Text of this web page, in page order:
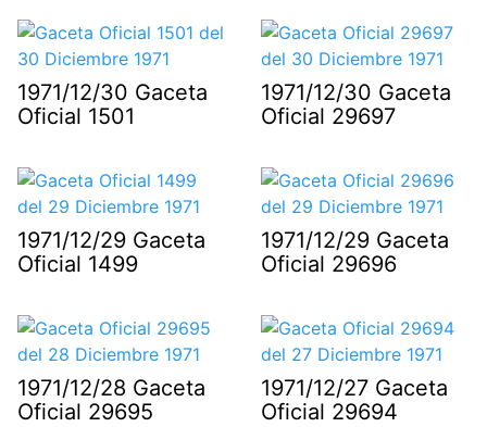
1971/12/30 Gaceta
Oficial 1501
1971/12/30 Gaceta
Oficial 29697
1971/12/29 Gaceta
Oficial 1499
1971/12/29 Gaceta
Oficial 29696
1971/12/28 Gaceta
Oficial 29695
1971/12/27 Gaceta
Oficial 29694